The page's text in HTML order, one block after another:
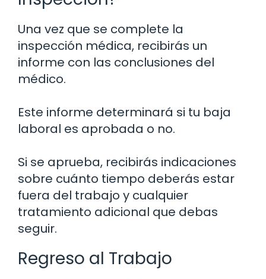
Una vez que se complete la
inspección médica, recibirás un
informe con las conclusiones del
médico.
Este informe determinará si tu baja
laboral es aprobada o no.
Si se aprueba, recibirás indicaciones
sobre cuánto tiempo deberás estar
fuera del trabajo y cualquier
tratamiento adicional que debas
seguir.
Regreso al Trabajo